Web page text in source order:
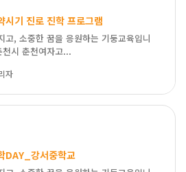
시기 진로 진학 프로그램
고, 소중한 꿈을 응원하는 기둥교육입니
시 춘천여자고...
자
DAY_강서중학교